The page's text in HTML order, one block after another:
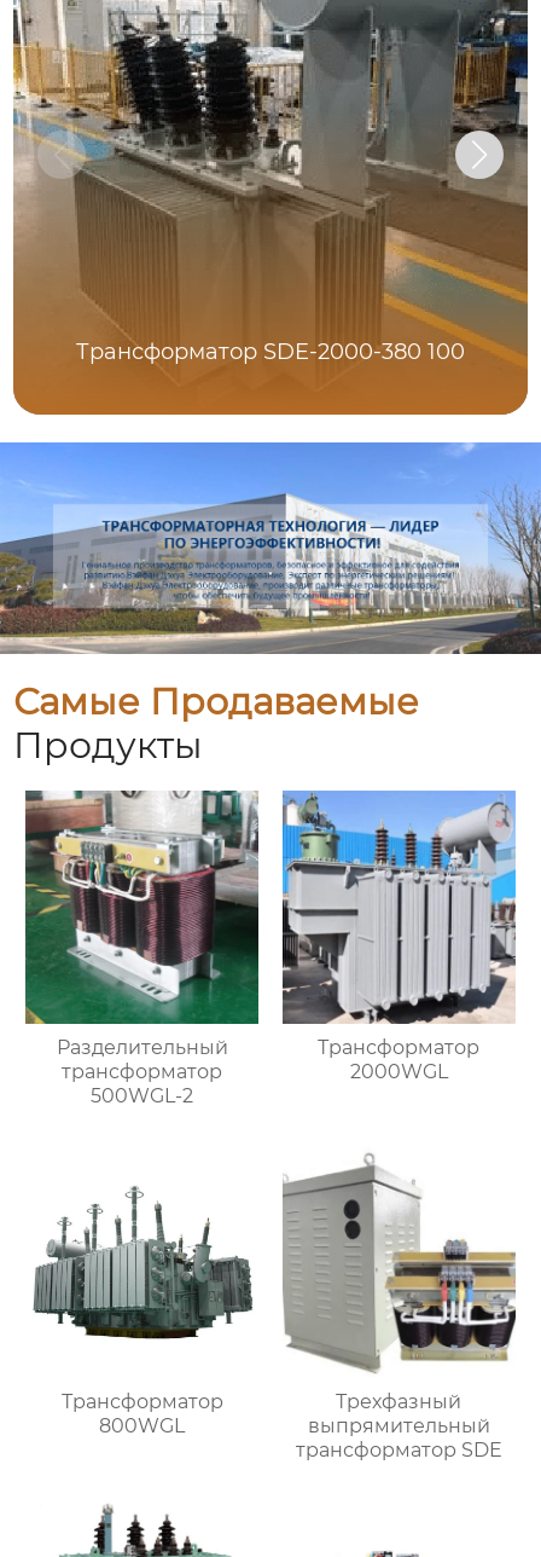
Трансформатор SDE-2000-380 100
Самые Продаваемые
Продукты
Разделительный
трансформатор
500WGL-2
Трансформатор
2000WGL
Трансформатор
800WGL
Трехфазный
выпрямительный
трансформатор SDE